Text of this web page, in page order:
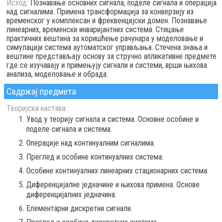
Исход: Познавање основних сигнала, поделe сигнала и операција
над сигналима. Примена трансформација за конверзију из
временског у комплексан и фреквенцијски домен. Познавање
линеарних, временски инваријантних система. Стицање
практичних вештина за коришћење рачунара у моделовање и
симулацији система аутоматског управљања. Стечена знања и
вештине представљају основу за стручно апликативне предмете
где се изучавају и примењују сигнали и системи, врши њихова
анализа, моделовање и обрада.
Садржај предмета
Теоријска настава:
Увод у теорију сигнала и система. Основне особине и
поделе сигнала и система.
Операције над континуалним сигналима.
Преглед и особине континуалних система.
Особине континуалних линеарних стационарних система.
Диференцијалне једначине и њихова примена. Основе
диференцијалних једначина.
Елементарни дискретни сигнали.